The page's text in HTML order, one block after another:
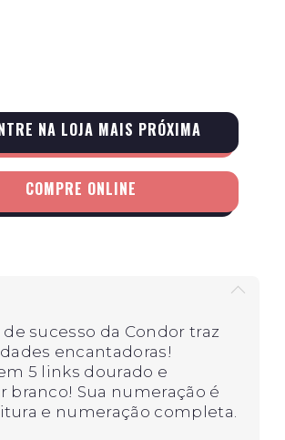
NA LOJA MAIS PRÓXIMA
COMPRE ONLINE
sucesso da Condor traz
encantadoras!
5 links dourado e
branco! Sua numeração é
e numeração completa.